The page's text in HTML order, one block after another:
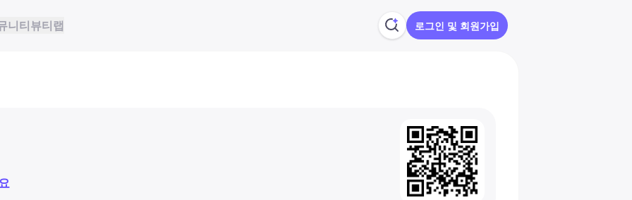
니티뷰티랩 로그인 및 회원가입